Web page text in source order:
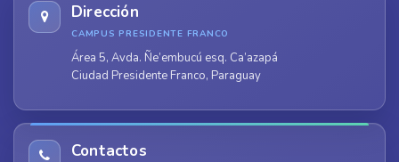
Dirección
CAMPUS PRESIDENTE FRANCO
Área 5, Avda. Ñe’embucú esq. Ca’azapá
Ciudad Presidente Franco, Paraguay
Contactos